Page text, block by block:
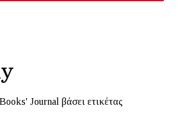
Journal βάσει ετικέτας